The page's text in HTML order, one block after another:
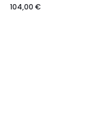
104,00 €